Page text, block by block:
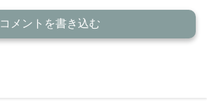
コメントを書き込む